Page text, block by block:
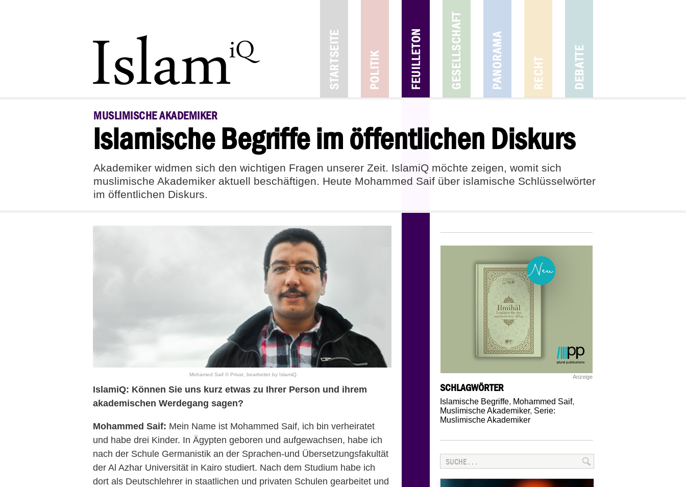
MUSLIMISCHE AKADEMIKER
Islamische Begriffe im öffentlichen Diskurs
Akademiker widmen sich den wichtigen Fragen unserer Zeit. IslamiQ möchte zeigen, womit sich
muslimische Akademiker aktuell beschäftigen. Heute Mohammed Saif über islamische Schlüsselwörter
im öffentlichen Diskurs.
Mohamed Saif © Privat, bearbeitet by IslamiQ.
IslamiQ: Können Sie uns kurz etwas zu Ihrer Person und ihrem
akademischen Werdegang sagen?
Mohammed Saif: Mein Name ist Mohammed Saif, ich bin verheiratet
und habe drei Kinder. In Ägypten geboren und aufgewachsen, habe ich
nach der Schule Germanistik an der Sprachen-und Übersetzungsfakultät
der Al Azhar Universität in Kairo studiert. Nach dem Studium habe ich
dort als Deutschlehrer in staatlichen und privaten Schulen gearbeitet und
Anzeige
SCHLAGWÖRTER
Islamische Begriffe, Mohammed Saif,
Muslimische Akademiker, Serie:
Muslimische Akademiker